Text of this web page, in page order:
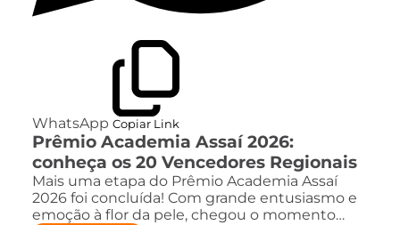
WhatsApp Copiar Link
Prêmio Academia Assaí 2026:
conheça os 20 Vencedores Regionais
Mais uma etapa do Prêmio Academia Assaí
2026 foi concluída! Com grande entusiasmo e
emoção à flor da pele, chegou o momento…